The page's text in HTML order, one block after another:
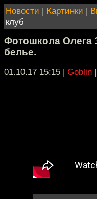
Новости | Картинки |
клуб
Фотошкола Олега
белье.
01.10.17 15:15 | Goblin |